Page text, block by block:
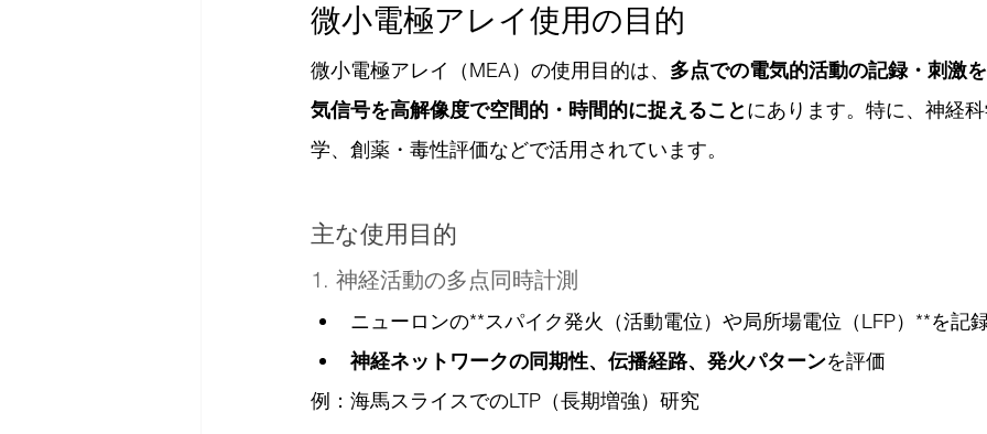
微小電極アレイ使用の目的
微小電極アレイ（MEA）の使用目的は、 多点での電気的活動の記録・刺激
気信号を高解像度で空間的・時間的に捉えることにあります。特に、神経
学、創薬・毒性評価などで活用されています。
主な使用目的
1. 神経活動の多点同時計測
ニューロンの**スパイク発火（活動電位）や局所場電位（LFP）**を記
神経ネットワークの同期性、伝播経路、発火パターンを評価
例：海馬スライスでのLTP（長期増強）研究